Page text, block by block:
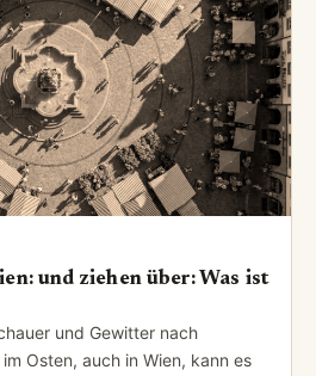
und ziehen über: Was ist
und Gewitter nach
Osten, auch in Wien, kann es